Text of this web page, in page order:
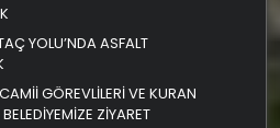
YOLU’NDA ASFALT
GÖREVLİLERİ VE KURAN
ZİYARET